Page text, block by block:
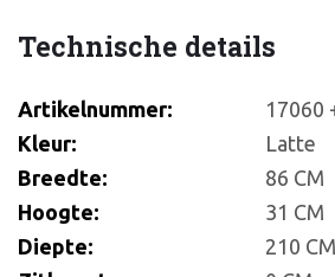
Technische details
Artikelnummer:
17060
Kleur:
Latte
Breedte:
86 CM
Hoogte:
31 CM
Diepte:
210 CM